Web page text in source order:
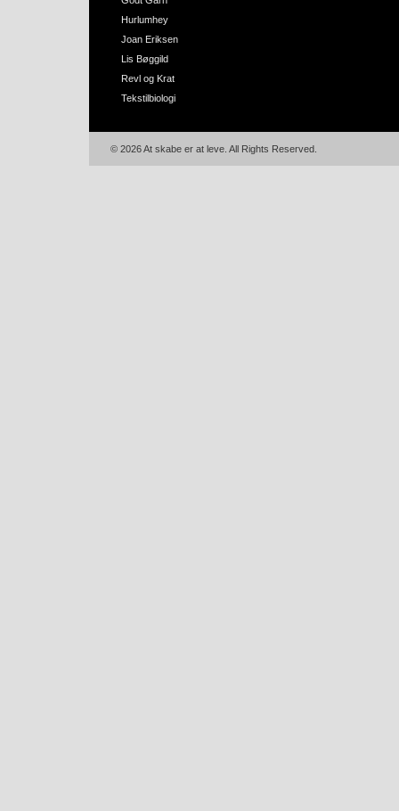
Hurlumhey
Joan Eriksen
Lis Bøggild
Revl og Krat
Tekstilbiologi
© 2026 At skabe er at leve. All Rights Reserved.